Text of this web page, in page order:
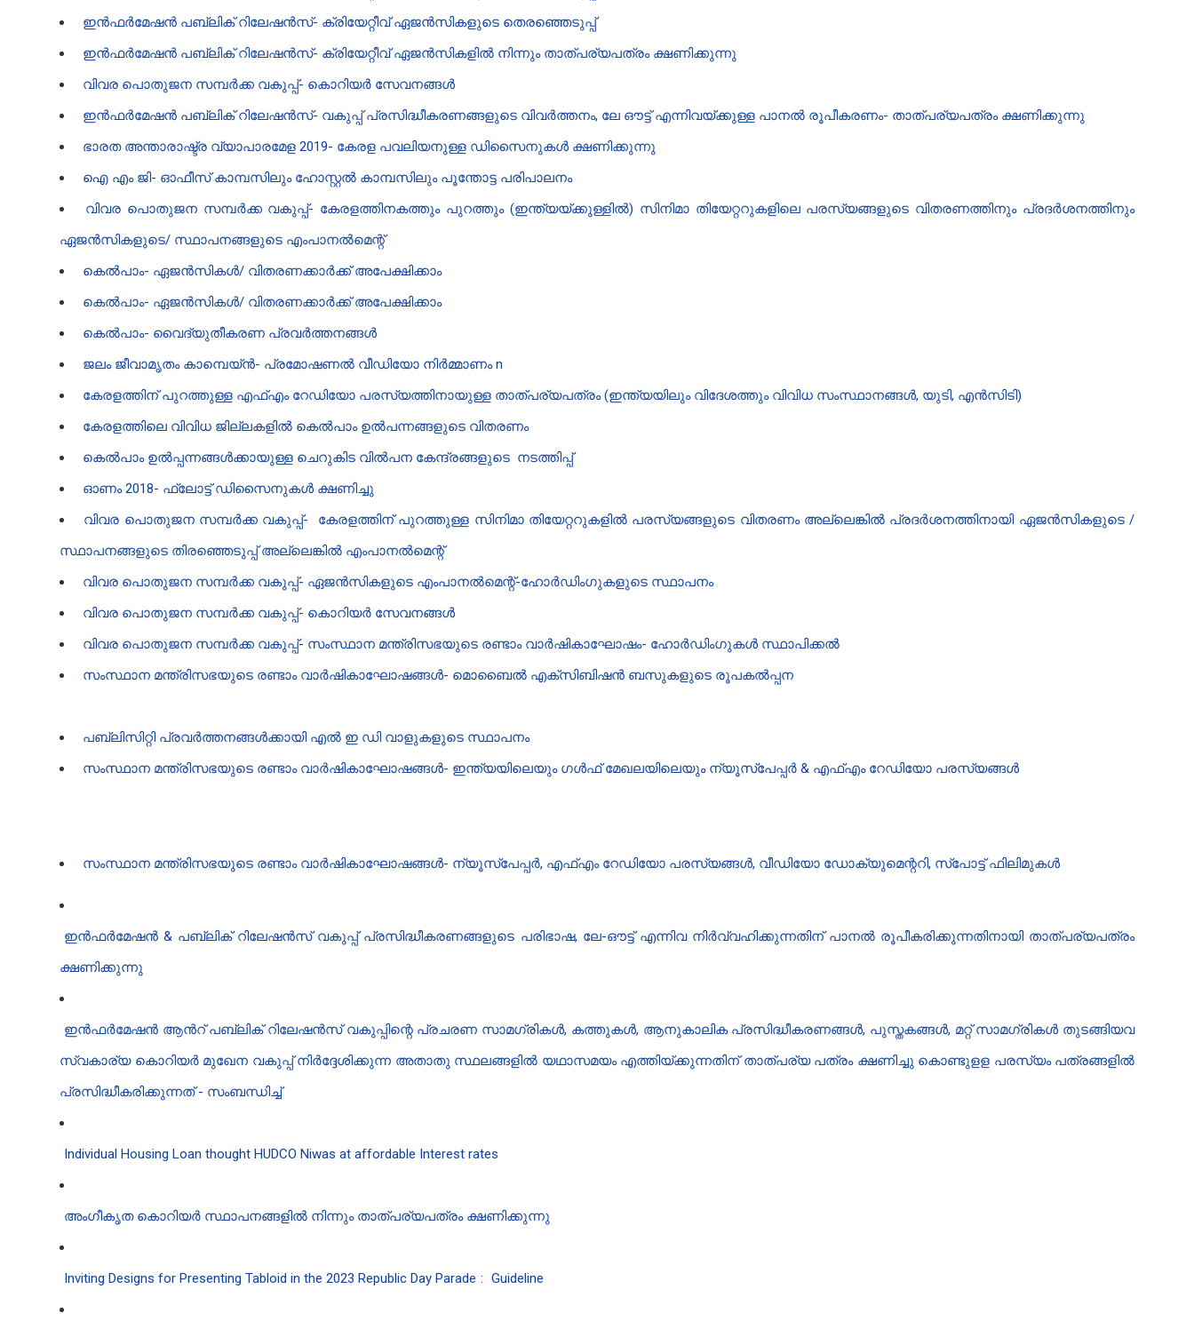
ഇൻഫർമേഷൻ പബ്ലിക് റിലേഷൻസ്- ക്രിയേറ്റീവ് ഏജൻസികളുടെ തെരഞ്ഞെടുപ്പ്
ഇൻഫർമേഷൻ പബ്ലിക് റിലേഷൻസ്- ക്രിയേറ്റീവ് ഏജൻസികളിൽ നിന്നും താത്പര്യപത്രം ക്ഷണിക്കുന്നു
വിവര പൊതുജന സമ്പർക്ക വകുപ്പ്- കൊറിയർ സേവനങ്ങൾ‌
ഇൻഫർമേഷൻ പബ്ലിക് റിലേഷൻസ്- വകുപ്പ് പ്രസിദ്ധീകരണങ്ങളുടെ വിവർത്തനം, ലേ ഔട്ട് എന്നിവയ്ക്കുള്ള പാനൽ രൂപീകരണം- താത്പര്യപത്രം ക്ഷണിക്കുന്നു
ഭാരത അന്താരാഷ്ട്ര വ്യാപാരമേള 2019- കേരള പവലിയനുള്ള ഡിസൈനുകൾ ക്ഷണിക്കുന്നു
ഐ എം ജി- ഓഫീസ് കാമ്പസിലും ഹോസ്റ്റൽ കാമ്പസിലും പൂന്തോട്ട പരിപാലനം
വിവര പൊതുജന സമ്പർക്ക വകുപ്പ്- കേരളത്തിനകത്തും പുറത്തും (ഇന്ത്യയ്ക്കുള്ളിൽ) സിനിമാ തിയേറ്ററുകളിലെ പരസ്യങ്ങളുടെ വിതരണത്തിനും പ്രദർശനത്തിനും
ഏജൻസികളുടെ/ സ്ഥാപനങ്ങളുടെ എംപാനൽമെന്റ്
കെൽ‌പാം- ഏജൻസികൾ‌/ വിതരണക്കാർ‌ക്ക് അപേക്ഷിക്കാം
കെൽ‌പാം- ഏജൻസികൾ‌/ വിതരണക്കാർ‌ക്ക് അപേക്ഷിക്കാം
കെൽ‌പാം- വൈദ്യുതീകരണ പ്രവർത്തനങ്ങൾ
ജലം ജീവാമൃതം കാമ്പെയ്‌ൻ- പ്രമോഷണൽ വീഡിയോ നിർമ്മാണം n
കേരളത്തിന് പുറത്തുള്ള എഫ്എം റേഡിയോ പരസ്യത്തിനായുള്ള താത്പര്യപത്രം (ഇന്ത്യയിലും വിദേശത്തും വിവിധ സംസ്ഥാനങ്ങൾ, യുടി, എൻസിടി)
കേരളത്തിലെ വിവിധ ജില്ലകളിൽ കെൽ‌പാം ഉൽ‌പന്നങ്ങളുടെ വിതരണം
കെൽ‌പാം ഉൽ‌പ്പന്നങ്ങൾ‌ക്കായുള്ള ചെറുകിട വിൽ‌പന കേന്ദ്രങ്ങളുടെ നടത്തിപ്പ്
ഓണം 2018- ഫ്ലോട്ട് ഡിസൈനുകൾ ക്ഷണിച്ചു
വിവര പൊതുജന സമ്പർക്ക വകുപ്പ്- കേരളത്തിന് പുറത്തുള്ള സിനിമാ തിയേറ്ററുകളിൽ പരസ്യങ്ങളുടെ വിതരണം അല്ലെങ്കിൽ പ്രദർശനത്തിനായി ഏജൻസികളുടെ /
സ്ഥാപനങ്ങളുടെ തിരഞ്ഞെടുപ്പ് അല്ലെങ്കിൽ എംപാനൽമെന്റ്
വിവര പൊതുജന സമ്പർക്ക വകുപ്പ്- ഏജൻസികളുടെ എംപാനൽ‌മെന്റ്-ഹോർഡിംഗുകളുടെ സ്ഥാപനം
വിവര പൊതുജന സമ്പർക്ക വകുപ്പ്- കൊറിയർ സേവനങ്ങൾ‌
വിവര പൊതുജന സമ്പർക്ക വകുപ്പ്- സംസ്ഥാന മന്ത്രിസഭയുടെ രണ്ടാം വാർഷികാഘോഷം- ഹോർഡിംഗുകൾ സ്ഥാപിക്കൽ
സംസ്ഥാന മന്ത്രിസഭയുടെ രണ്ടാം വാർഷികാഘോഷങ്ങൾ- മൊബൈൽ എക്സിബിഷൻ ബസുകളുടെ രൂപകൽപ്പന
പബ്ലിസിറ്റി പ്രവർത്തനങ്ങൾക്കായി എൽ ഇ ഡി വാളുകളുടെ സ്ഥാപനം
സംസ്ഥാന മന്ത്രിസഭയുടെ രണ്ടാം വാർഷികാഘോഷങ്ങൾ- ഇന്ത്യയിലെയും ഗൾഫ് മേഖലയിലെയും ന്യൂസ്‌പേപ്പർ & എഫ്എം റേഡിയോ പരസ്യങ്ങൾ
സംസ്ഥാന മന്ത്രിസഭയുടെ രണ്ടാം വാർഷികാഘോഷങ്ങൾ- ന്യൂസ്‌പേപ്പർ, എഫ്എം റേഡിയോ പരസ്യങ്ങൾ, വീഡിയോ ഡോക്യുമെന്ററി, സ്പോട്ട് ഫിലിമുകൾ
ഇൻഫർമേഷൻ & പബ്ലിക് റിലേഷൻ‍സ് വകുപ്പ് പ്രസിദ്ധീകരണങ്ങളുടെ പരിഭാഷ, ലേ-ഔട്ട് എന്നിവ നിർവ്വഹിക്കുന്നതിന് പാനൽ രൂപീകരിക്കുന്നതിനായി താത്പര്യപത്രം
ക്ഷണിക്കുന്നു
ഇൻ‍ഫർമേഷൻ‍ ആൻ‍റ് പബ്ലിക് റിലേഷൻ‍സ് വകുപ്പി​ന്റെ പ്രചരണ സാമഗ്രികൾ, കത്തുകൾ, ആനുകാലിക പ്രസിദ്ധീകരണങ്ങൾ, പുസ്തകങ്ങൾ, മറ്റ് സാമഗ്രികൾ തുടങ്ങിയവ
സ്വകാര്യ കൊറിയർ മുഖേന വകുപ്പ് നിർദ്ദേശിക്കുന്ന അതാതു സ്ഥലങ്ങളിൽ യഥാസ​മയം എത്തിയ്ക്കുന്നതിന് താത്പര്യ പത്രം ​ക്ഷണിച്ചു കൊണ്ടുളള പരസ്യം പത്രങ്ങളിൽ
പ്രസിദ്ധീകരിക്കുന്നത് - സംബന്ധിച്ച്
Individual Housing Loan thought HUDCO Niwas at affordable Interest rates
അംഗീകൃത കൊറിയർ സ്ഥാപനങ്ങളിൽ നിന്നും താത്പര്യപത്രം ക്ഷണിക്കുന്നു
Inviting Designs for Presenting Tabloid in the 2023 Republic Day Parade : Guideline